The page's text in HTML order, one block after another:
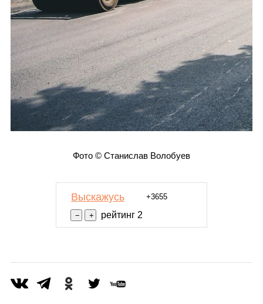
Фотогалерея
Фото © Станислав Волобуев
Выскажусь +3655
рейтинг 2